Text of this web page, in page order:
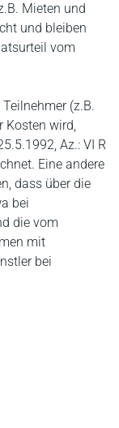
Mieten und
und bleiben
vom
(z.B.
Kosten wird,
Az.: VI R
Eine andere
dass über die
bei
die vom
mit
bei